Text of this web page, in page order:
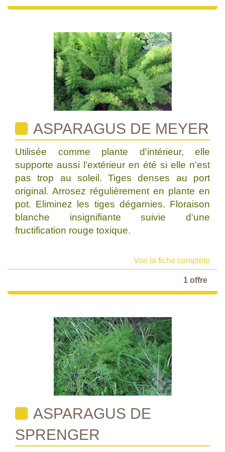
ASPARAGUS DE MEYER
Utilisée comme plante d'intérieur, elle
supporte aussi l'extérieur en été si elle n'est
pas trop au soleil. Tiges denses au port
original. Arrosez régulièrement en plante en
pot. Eliminez les tiges dégarnies. Floraison
blanche insignifiante suivie d'une
fructification rouge toxique.
Voir la fiche complète
1 offre
ASPARAGUS DE
SPRENGER